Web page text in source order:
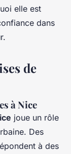
elle est
dans
de
à Nice
joue un rôle
Des
à des